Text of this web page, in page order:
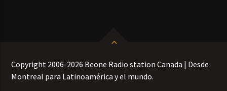
Copyright 2006-2026 Beone Radio station Canada | Desde
Montreal para Latinoamérica y el mundo.